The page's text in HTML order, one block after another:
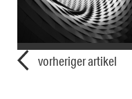
vorheriger artikel